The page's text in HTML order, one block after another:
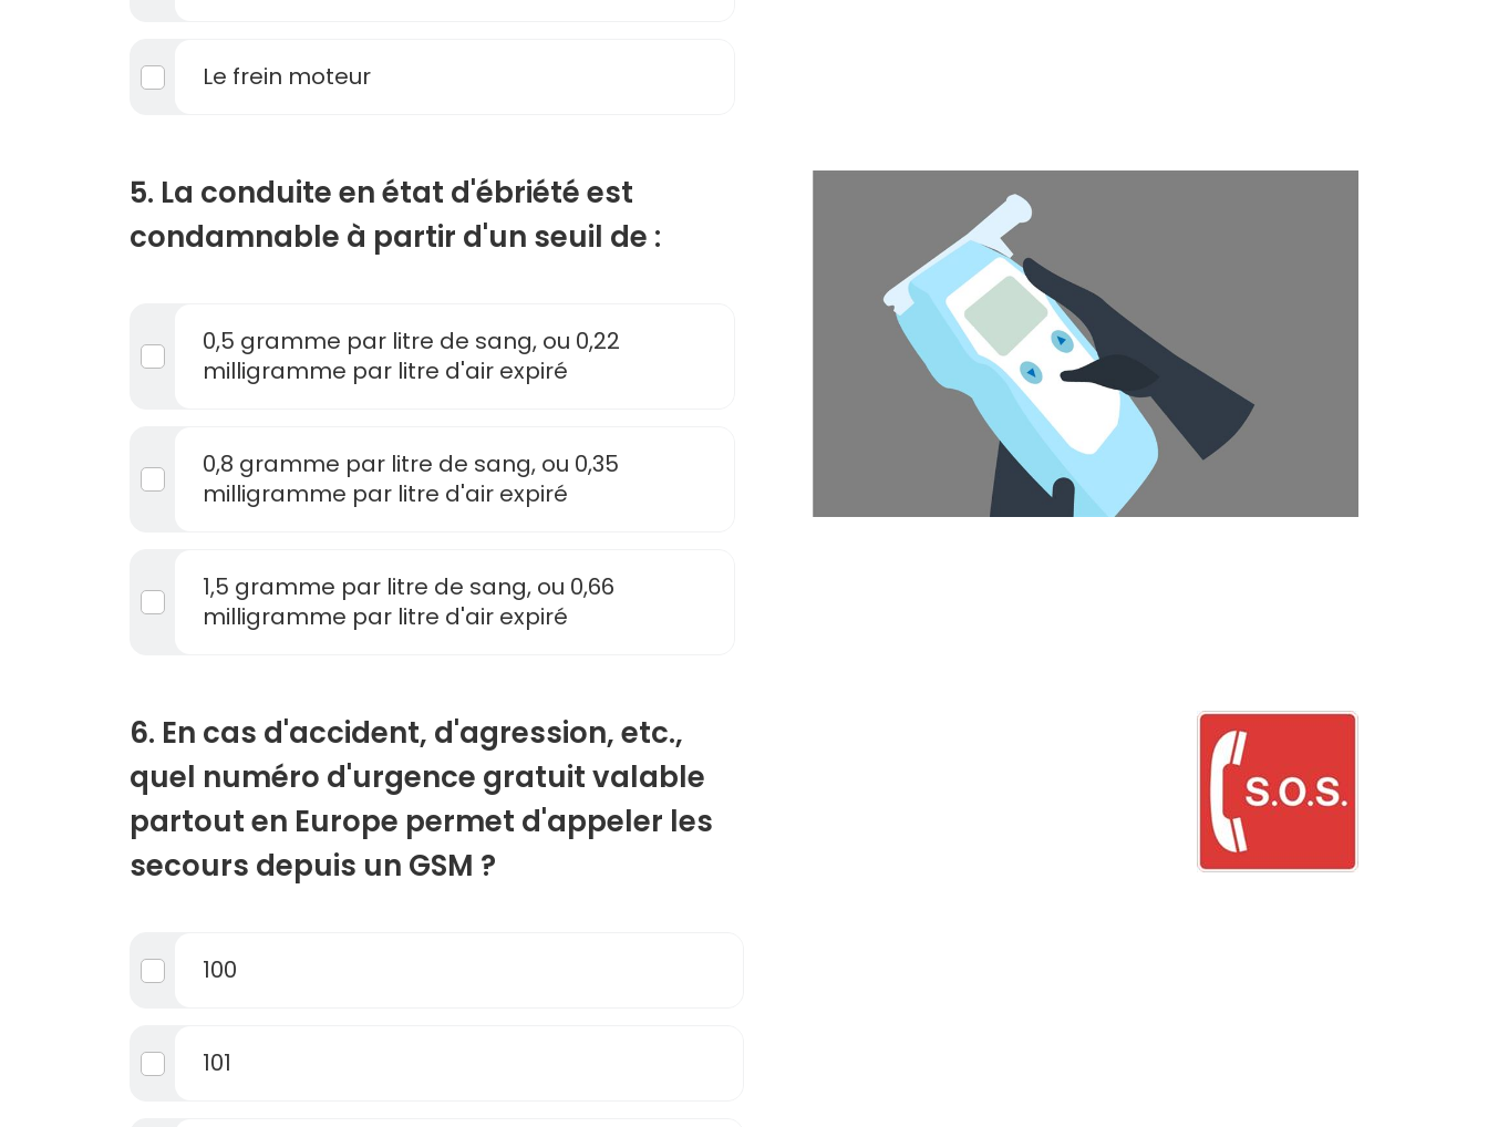
Le frein moteur
5. La conduite en état d'ébriété est
condamnable à partir d'un seuil de :
0,5 gramme par litre de sang, ou 0,22
milligramme par litre d'air expiré
0,8 gramme par litre de sang, ou 0,35
milligramme par litre d'air expiré
1,5 gramme par litre de sang, ou 0,66
milligramme par litre d'air expiré
6. En cas d'accident, d'agression, etc.,
quel numéro d'urgence gratuit valable
partout en Europe permet d'appeler les
secours depuis un GSM ?
100
101